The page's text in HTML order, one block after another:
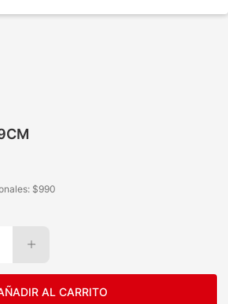
$990
AL CARRITO